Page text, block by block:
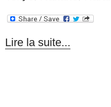
Lire la suite...